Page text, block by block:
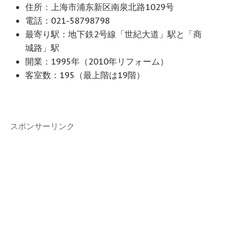
住所：上海市浦东新区南泉北路1029号
電話：021-58798798
最寄り駅：地下鉄2号線「世紀大道」駅と「商
城路」駅
開業：1995年（2010年リフォーム）
客室数：195（最上階は19階）
スポンサーリンク